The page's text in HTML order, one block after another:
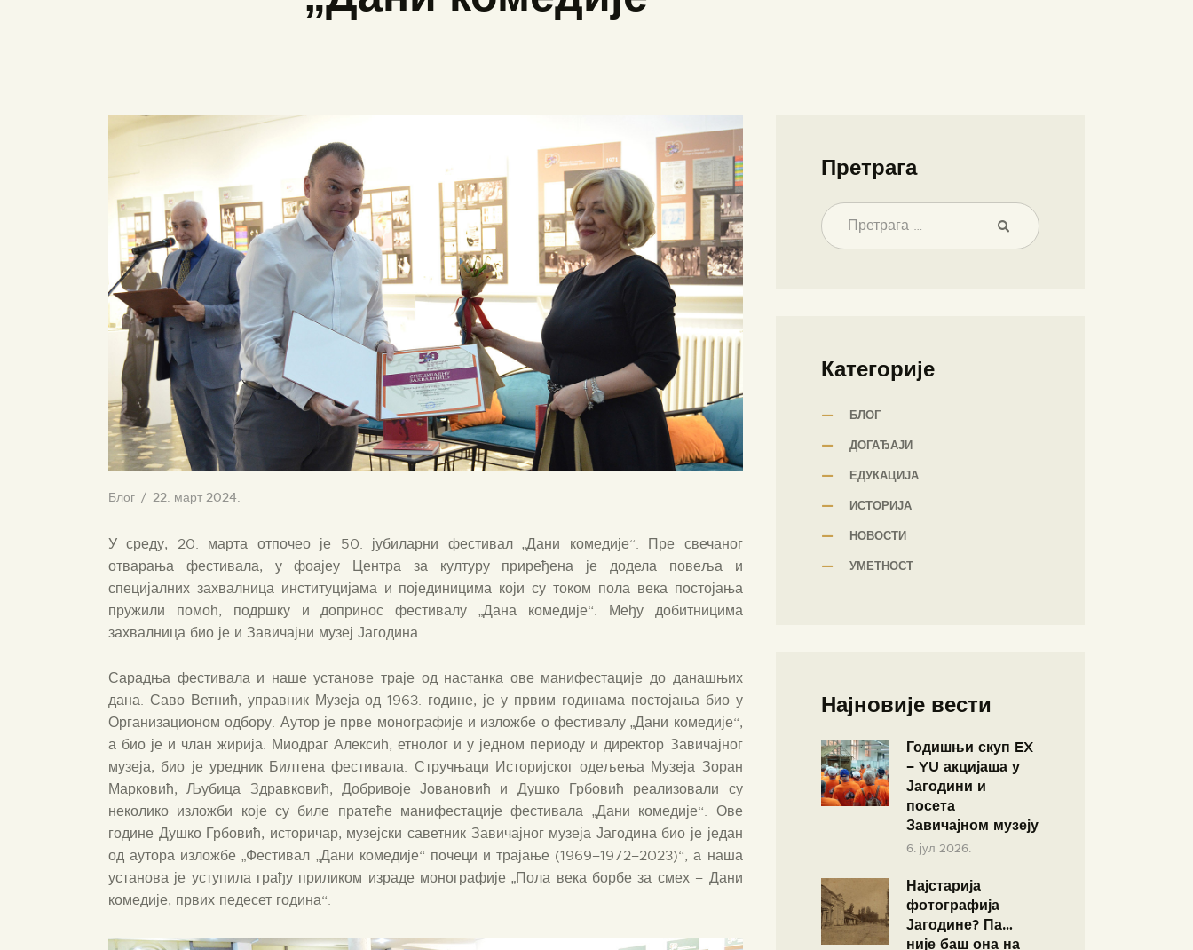
Блог 22. март 2024.
У среду, 20. марта отпочео је 50. јубиларни фестивал „Дани комедије“. Пре свечаног
отварања фестивала, у фоајеу Центра за културу приређена је додела повеља и
специјалних захвалница институцијама и појединицима који су током пола века постојања
пружили помоћ, подршку и допринос фестивалу „Дана комедије“. Међу добитницима
захвалница био је и Завичајни музеј Јагодина.
Сарадња фестивала и наше установе траје од настанка ове манифестације до данашњих
дана. Саво Ветнић, управник Музеја од 1963. године, је у првим годинама постојања био у
Организационом одбору. Аутор је прве монографије и изложбе о фестивалу „Дани комедије“,
а био је и члан жирија. Миодраг Алексић, етнолог и у једном периоду и директор Завичајног
музеја, био је уредник Билтена фестивала. Стручњаци Историјског одељења Музеја Зоран
Марковић, Љубица Здравковић, Добривоје Јовановић и Душко Грбовић реализовали су
неколико изложби које су биле пратеће манифестације фестивала „Дани комедије“. Ове
године Душко Грбовић, историчар, музејски саветник Завичајног музеја Јагодина био је један
од аутора изложбе „Фестивал „Дани комедије“ почеци и трајање (1969–1972–2023)“, а наша
установа је уступила грађу приликом израде монографије „Пола века борбе за смех – Дани
комедије, првих педесет година“.
Претрага
Категорије
БЛОГ
ДОГАЂАЈИ
ЕДУКАЦИЈА
ИСТОРИЈА
НОВОСТИ
УМЕТНОСТ
Најновије вести
Годишњи скуп EX
– YU акцијаша у
Јагодини и
посета
Завичајном музеју
6. јул 2026.
Најстарија
фотографија
Јагодине? Па…
није баш она на